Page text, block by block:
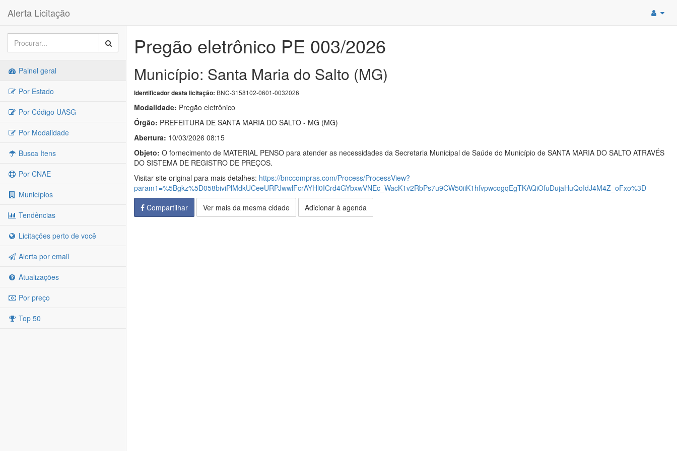
Alerta Licitação
Painel geral
Por Estado
Por Código UASG
Por Modalidade
Busca Itens
Por CNAE
Municípios
Tendências
Licitações perto de você
Alerta por email
Atualizações
Por preço
Top 50
Pregão eletrônico PE 003/2026
Município: Santa Maria do Salto (MG)
Identificador desta licitação: BNC-3158102-0601-0032026
Modalidade: Pregão eletrônico
Órgão: PREFEITURA DE SANTA MARIA DO SALTO - MG (MG)
Abertura: 10/03/2026 08:15
Objeto: O fornecimento de MATERIAL PENSO para atender as necessidades da Secretaria Municipal de Saúde do Município de SANTA MARIA DO SALTO ATRAVÉS
DO SISTEMA DE REGISTRO DE PREÇOS.
Visitar site original para mais detalhes: https://bnccompras.com/Process/ProcessView?
param1=%5Bgkz%5D058biviPlMdkUCeeURPJwwlFcrAYHl0ICrd4GYbxwVNEc_WacK1v2RbPs7u9CW50iiK1hfvpwcogqEgTKAQiOfuDujaHuQoIdJ4M4Z_oFxo%3D
Compartilhar
Ver mais da mesma cidade Adicionar à agenda